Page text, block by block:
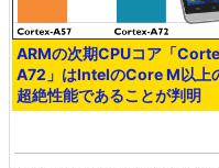
ARMの次期CPUコア「
A72」はIntelのCore M以上
超絶性能であることが判明